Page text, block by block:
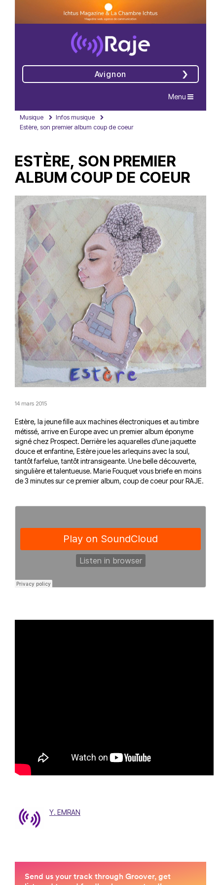
Avignon
Navigation
Menu
Musique
Infos musique
Estère, son premier album coup de coeur
ESTÈRE, SON PREMIER
ALBUM COUP DE COEUR
14 mars 2015
Estère, la jeune fille aux machines électroniques et au timbre
métissé, arrive en Europe avec un premier album éponyme
signé chez Prospect. Derrière les aquarelles d’une jaquette
douce et enfantine, Estère joue les arlequins avec la soul,
tantôt farfelue, tantôt intransigeante. Une belle découverte,
singulière et talentueuse. Marie Fouquet vous briefe en moins
de 3 minutes sur ce premier album, coup de coeur pour RAJE.
Y. EMRAN